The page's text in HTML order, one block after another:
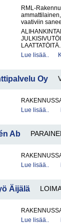
RML-
vaativiin
Lue lisää..
Oy
Lue lisää..
Ab
Lue lisää..
Äijälä
Lue lisää..